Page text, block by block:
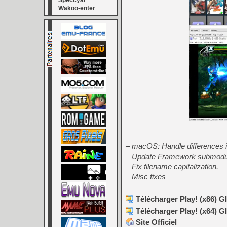
Wakoo-enter
– macOS: Handle differences
– Update Framework
– Fix filename capitalization.
– Misc fixes
Télécharger Play! (x86)
Télécharger Play! (x64)
Site Officiel